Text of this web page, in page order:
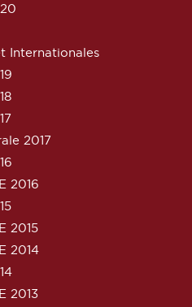
Internationales
2017
2016
2015
2014
2013